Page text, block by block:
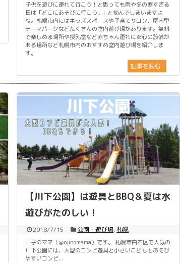
子供を遊びに連れて行こう！と思っても雨や冬の寒すぎる
日は「どこにあそびに行こう...」と悩んでしまいますよ
ね。札幌市内にはキッズスペースや子育てサロン、屋内型
テーマパークなどたくさんの室内遊び場があります。無料
で楽しめる場所や授乳室など赤ちゃん連れに安心の設備が
ある場所など札幌市内のおすすめ室内遊び場を紹介しま
す。
記事を読む
【川下公園】は遊具とBBQ＆夏は水
遊びがたのしい！
2018/7/15 公園・遊び場,札幌
王子のママ（＠ojinomama）です。 札幌市白石区で人気の
川下公園には、大型のコンビ遊具と小さいこどももあそび
やすいコンビ...